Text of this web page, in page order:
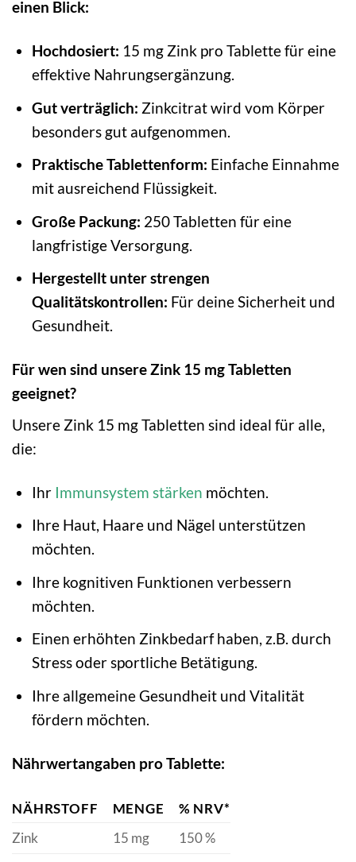
einen Blick:
Hochdosiert: 15 mg Zink pro Tablette für eine
effektive Nahrungsergänzung.
Gut verträglich: Zinkcitrat wird vom Körper
besonders gut aufgenommen.
Praktische Tablettenform: Einfache Einnahme
mit ausreichend Flüssigkeit.
Große Packung: 250 Tabletten für eine
langfristige Versorgung.
Hergestellt unter strengen
Qualitätskontrollen: Für deine Sicherheit und
Gesundheit.
Für wen sind unsere Zink 15 mg Tabletten
geeignet?
Unsere Zink 15 mg Tabletten sind ideal für alle,
die:
Ihr Immunsystem stärken möchten.
Ihre Haut, Haare und Nägel unterstützen
möchten.
Ihre kognitiven Funktionen verbessern
möchten.
Einen erhöhten Zinkbedarf haben, z.B. durch
Stress oder sportliche Betätigung.
Ihre allgemeine Gesundheit und Vitalität
fördern möchten.
Nährwertangaben pro Tablette:
NÄHRSTOFF MENGE
% NRV*
Zink
15 mg 150 %